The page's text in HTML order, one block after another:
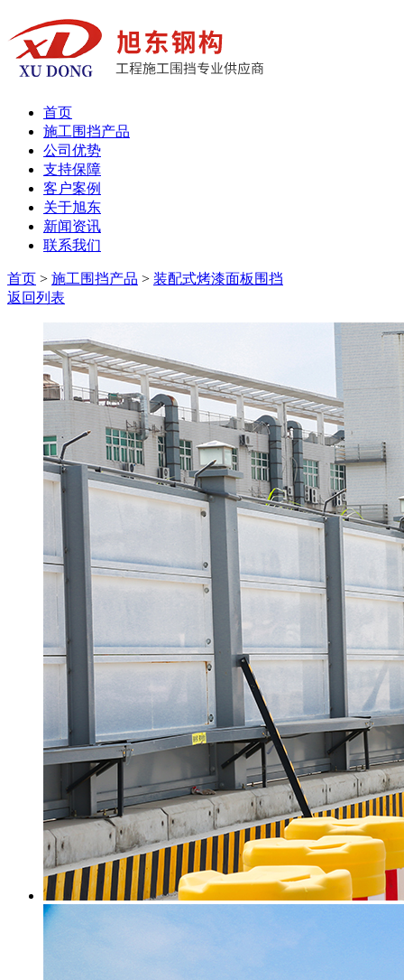
首页
施工围挡产品
公司优势
支持保障
客户案例
关于旭东
新闻资讯
联系我们
首页 > 施工围挡产品 > 装配式烤漆面板围挡
返回列表